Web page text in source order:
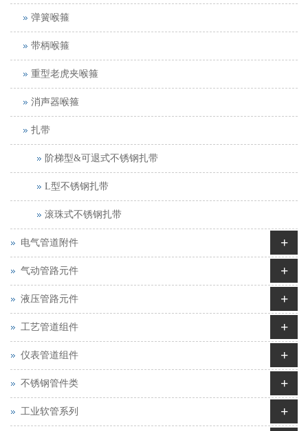
弹簧喉箍
带柄喉箍
重型老虎夹喉箍
消声器喉箍
扎带
阶梯型&可退式不锈钢扎带
L型不锈钢扎带
滚珠式不锈钢扎带
电气管道附件 +
气动管路元件 +
液压管路元件 +
工艺管道组件 +
仪表管道组件 +
不锈钢管件类 +
工业软管系列 +